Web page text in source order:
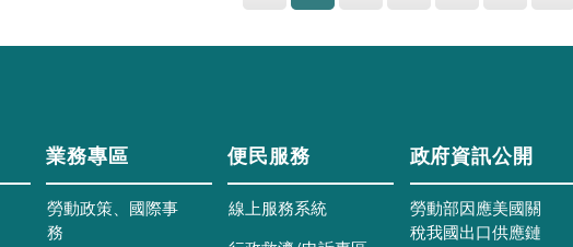
業務專區
勞動政策、國際事
務
便民服務
線上服務系統
政府資訊公開
勞動部因應美國關
稅我國出口供應鏈